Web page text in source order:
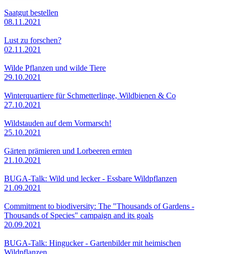
Saatgut bestellen
08.11.2021
Lust zu forschen?
02.11.2021
Wilde Pflanzen und wilde Tiere
29.10.2021
Winterquartiere für Schmetterlinge, Wildbienen & Co
27.10.2021
Wildstauden auf dem Vormarsch!
25.10.2021
Gärten prämieren und Lorbeeren ernten
21.10.2021
BUGA-Talk: Wild und lecker - Essbare Wildpflanzen
21.09.2021
Commitment to biodiversity: The "Thousands of Gardens -
Thousands of Species" campaign and its goals
20.09.2021
BUGA-Talk: Hingucker - Gartenbilder mit heimischen
Wildpflanzen